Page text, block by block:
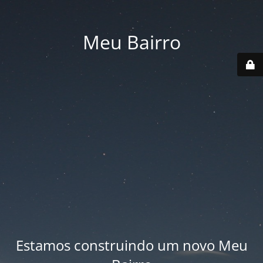
Meu Bairro
Estamos construindo um novo Meu